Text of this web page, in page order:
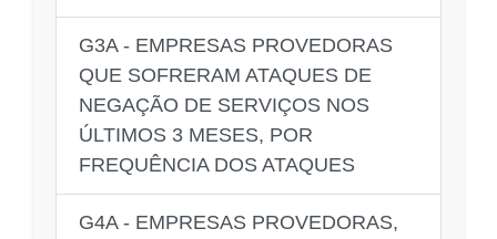
G3A - EMPRESAS PROVEDORAS
QUE SOFRERAM ATAQUES DE
NEGAÇÃO DE SERVIÇOS NOS
ÚLTIMOS 3 MESES, POR
FREQUÊNCIA DOS ATAQUES
G4A - EMPRESAS PROVEDORAS,